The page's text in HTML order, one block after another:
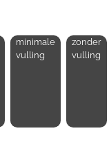
minimale
vulling
zonder
vulling